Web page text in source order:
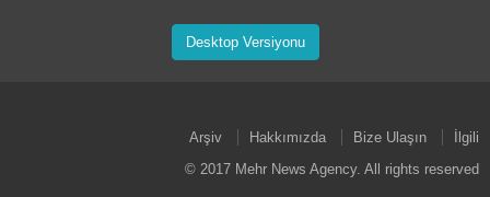
Desktop Versiyonu
Arşiv Hakkımızda Bize Ulaşın
İlgili
© 2017 Mehr News Agency. All rights reserved